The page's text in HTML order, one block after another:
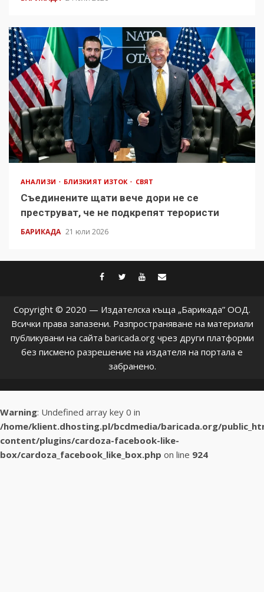
АНАЛИЗИ БЛИЗКИЯТ ИЗТОК СВЯТ
Съединените щати вече дори не се
преструват, че не подкрепят терористи
БАРИКАДА 21 юли 2026
facebook
twitter
youtube
Copyright © 2020 — Издателска къща „Барикада” ООД.
Всички права запазени. Разпространяване на материали
публикувани на сайта baricada.org чрез други платформи
без писмено разрешение на издателя на портала е
забранено.
Warning: Undefined array key 0 in
/home/klient.dhosting.pl/bcdmedia/baricada.org/
content/plugins/cardoza-facebook-like-
box/cardoza_facebook_like_box.php on line 924